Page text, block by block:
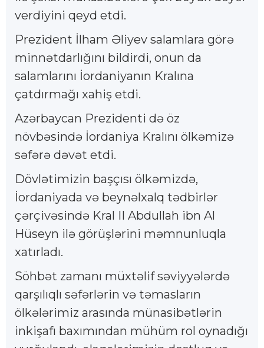
verdiyini qeyd etdi.
Prezident İlham Əliyev salamlara görə
minnətdarlığını bildirdi, onun da
salamlarını İordaniyanın Kralına
çatdırmağı xahiş etdi.
Azərbaycan Prezidenti də öz
növbəsində İordaniya Kralını ölkəmizə
səfərə dəvət etdi.
Dövlətimizin başçısı ölkəmizdə,
İordaniyada və beynəlxalq tədbirlər
çərçivəsində Kral II Abdullah ibn Al
Hüseyn ilə görüşlərini məmnunluqla
xatırladı.
Söhbət zamanı müxtəlif səviyyələrdə
qarşılıqlı səfərlərin və təmasların
ölkələrimiz arasında münasibətlərin
inkişafı baxımından mühüm rol oynadığı